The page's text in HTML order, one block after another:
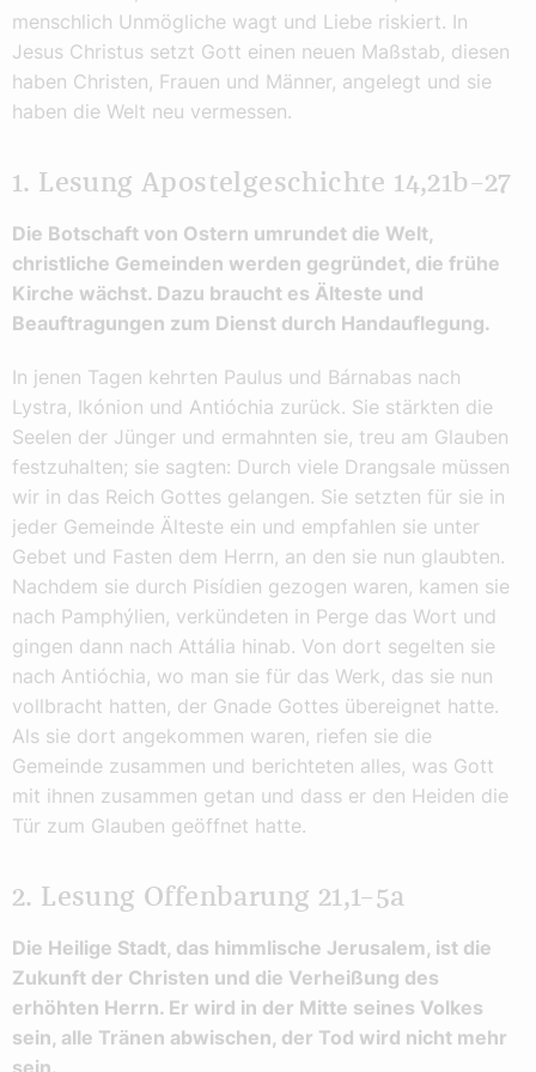
menschlich Unmögliche wagt und Liebe riskiert. In
Jesus Christus setzt Gott einen neuen Maßstab, diesen
haben Christen, Frauen und Männer, angelegt und sie
haben die Welt neu vermessen.
1. Lesung Apostelgeschichte 14,21b–27
Die Botschaft von Ostern umrundet die Welt,
christliche Gemeinden werden gegründet, die frühe
Kirche wächst. Dazu braucht es Älteste und
Beauftragungen zum Dienst durch Handauflegung.
In jenen Tagen kehrten Paulus und Bárnabas nach
Lystra, Ikónion und Antióchia zurück. Sie stärkten die
Seelen der Jünger und ermahnten sie, treu am Glauben
festzuhalten; sie sagten: Durch viele Drangsale müssen
wir in das Reich Gottes gelangen. Sie setzten für sie in
jeder Gemeinde Älteste ein und empfahlen sie unter
Gebet und Fasten dem Herrn, an den sie nun glaubten.
Nachdem sie durch Pisídien gezogen waren, kamen sie
nach Pamphýlien, verkündeten in Perge das Wort und
gingen dann nach Attália hinab. Von dort segelten sie
nach Antióchia, wo man sie für das Werk, das sie nun
vollbracht hatten, der Gnade Gottes übereignet hatte.
Als sie dort angekommen waren, riefen sie die
Gemeinde zusammen und berichteten alles, was Gott
mit ihnen zusammen getan und dass er den Heiden die
Tür zum Glauben geöffnet hatte.
2. Lesung Offenbarung 21,1–5a
Die Heilige Stadt, das himmlische Jerusalem, ist die
Zukunft der Christen und die Verheißung des
erhöhten Herrn. Er wird in der Mitte seines Volkes
sein, alle Tränen abwischen, der Tod wird nicht mehr